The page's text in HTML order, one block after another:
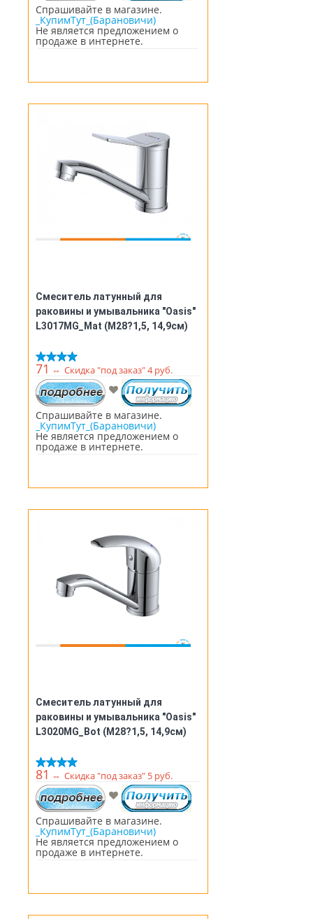
Спрашивайте в магазине.
_КупимТут_(Барановичи)
Не является предложением о
продаже в интернете.
Смеситель латунный для
раковины и умывальника "Oasis"
L3017MG_Mat (М28?1,5, 14,9см)
71 ⇔ Скидка "под заказ" 4 руб.
Спрашивайте в магазине.
_КупимТут_(Барановичи)
Не является предложением о
продаже в интернете.
Смеситель латунный для
раковины и умывальника "Oasis"
L3020MG_Bot (М28?1,5, 14,9см)
81 ⇔ Скидка "под заказ" 5 руб.
Спрашивайте в магазине.
_КупимТут_(Барановичи)
Не является предложением о
продаже в интернете.